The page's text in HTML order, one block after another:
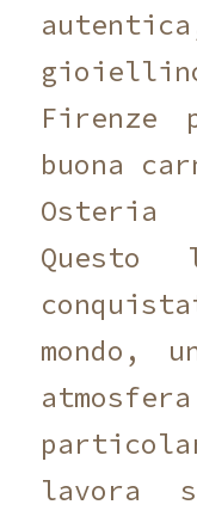
Firenze
buona
Osteria
mondo,
lavora